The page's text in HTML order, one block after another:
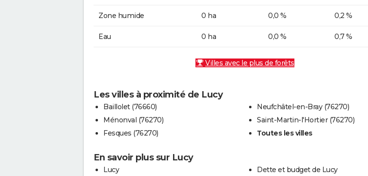
Zone humide 0 ha 0,0 % 0,2 %
Eau 0 ha 0,0 % 0,7 %
Villes avec le plus de forêts
Les villes à proximité de Lucy
Baillolet (76660)
Ménonval (76270)
Fesques (76270)
Neufchâtel-en-Bray (76270)
Saint-Martin-l'Hortier (76270)
Toutes les villes
En savoir plus sur Lucy
Lucy
Dette et budget de Lucy